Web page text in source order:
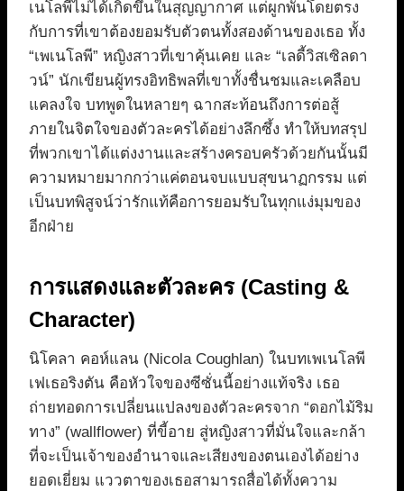
เนโลพีไม่ได้เกิดขึ้นในสุญญากาศ แต่ผูกพันโดยตรง
กับการที่เขาต้องยอมรับตัวตนทั้งสองด้านของเธอ ทั้ง
“เพเนโลพี” หญิงสาวที่เขาคุ้นเคย และ “เลดี้วิสเซิลดา
วน์” นักเขียนผู้ทรงอิทธิพลที่เขาทั้งชื่นชมและเคลือบ
แคลงใจ บทพูดในหลายๆ ฉากสะท้อนถึงการต่อสู้
ภายในจิตใจของตัวละครได้อย่างลึกซึ้ง ทำให้บทสรุป
ที่พวกเขาได้แต่งงานและสร้างครอบครัวด้วยกันนั้นมี
ความหมายมากกว่าแค่ตอนจบแบบสุขนาฏกรรม แต่
เป็นบทพิสูจน์ว่ารักแท้คือการยอมรับในทุกแง่มุมของ
อีกฝ่าย
การแสดงและตัวละคร (Casting &
Character)
นิโคลา คอห์แลน (Nicola Coughlan) ในบทเพเนโลพี
เฟเธอริงตัน คือหัวใจของซีซั่นนี้อย่างแท้จริง เธอ
ถ่ายทอดการเปลี่ยนแปลงของตัวละครจาก “ดอกไม้ริม
ทาง” (wallflower) ที่ขี้อาย สู่หญิงสาวที่มั่นใจและกล้า
ที่จะเป็นเจ้าของอำนาจและเสียงของตนเองได้อย่าง
ยอดเยี่ยม แววตาของเธอสามารถสื่อได้ทั้งความ